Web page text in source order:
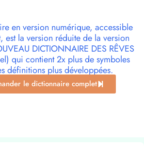
en version numérique, accessible
est la version réduite de la version
DICTIONNAIRE DES RÊVES
qui contient 2x plus de symboles
définitions plus développées.
le dictionnaire complet